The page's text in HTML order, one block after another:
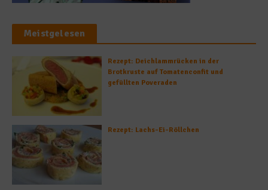
Meistgelesen
Rezept: Deichlammrücken in der
Brotkruste auf Tomatenconfit und
gefüllten Poveraden
Rezept: Lachs-Ei-Röllchen